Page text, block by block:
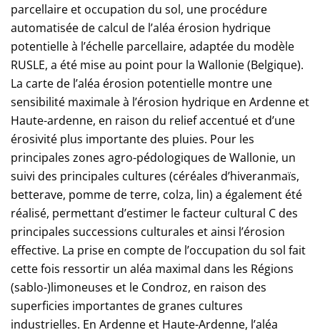
parcellaire et occupation du sol, une procédure
automatisée de calcul de l’aléa érosion hydrique
potentielle à l’échelle parcellaire, adaptée du modèle
RUSLE, a été mise au point pour la Wallonie (Belgique).
La carte de l’aléa érosion potentielle montre une
sensibilité maximale à l’érosion hydrique en Ardenne et
Haute-ardenne, en raison du relief accentué et d’une
érosivité plus importante des pluies. Pour les
principales zones agro-pédologiques de Wallonie, un
suivi des principales cultures (céréales d’hiveranmaïs,
betterave, pomme de terre, colza, lin) a également été
réalisé, permettant d’estimer le facteur cultural C des
principales successions culturales et ainsi l’érosion
effective. La prise en compte de l’occupation du sol fait
cette fois ressortir un aléa maximal dans les Régions
(sablo-)limoneuses et le Condroz, en raison des
superficies importantes de granes cultures
industrielles. En Ardenne et Haute-Ardenne, l’aléa